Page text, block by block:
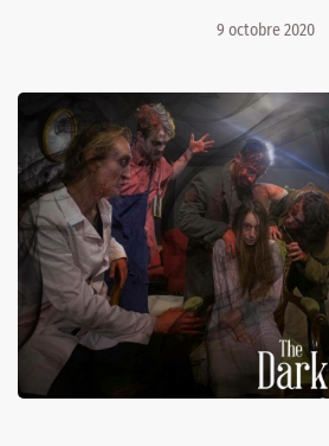
9 octobre 2020